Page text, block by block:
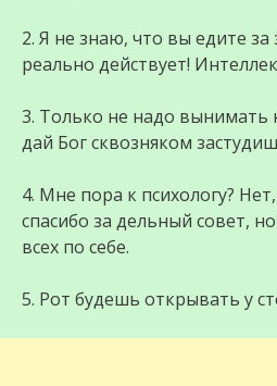
2. Я не знаю, что вы едите за
реально действует!
3. Только не надо вынимать
дай Бог сквозняком
4. Мне пора к психологу?
спасибо за дельный совет,
всех по себе.
5. Рот будешь открывать у